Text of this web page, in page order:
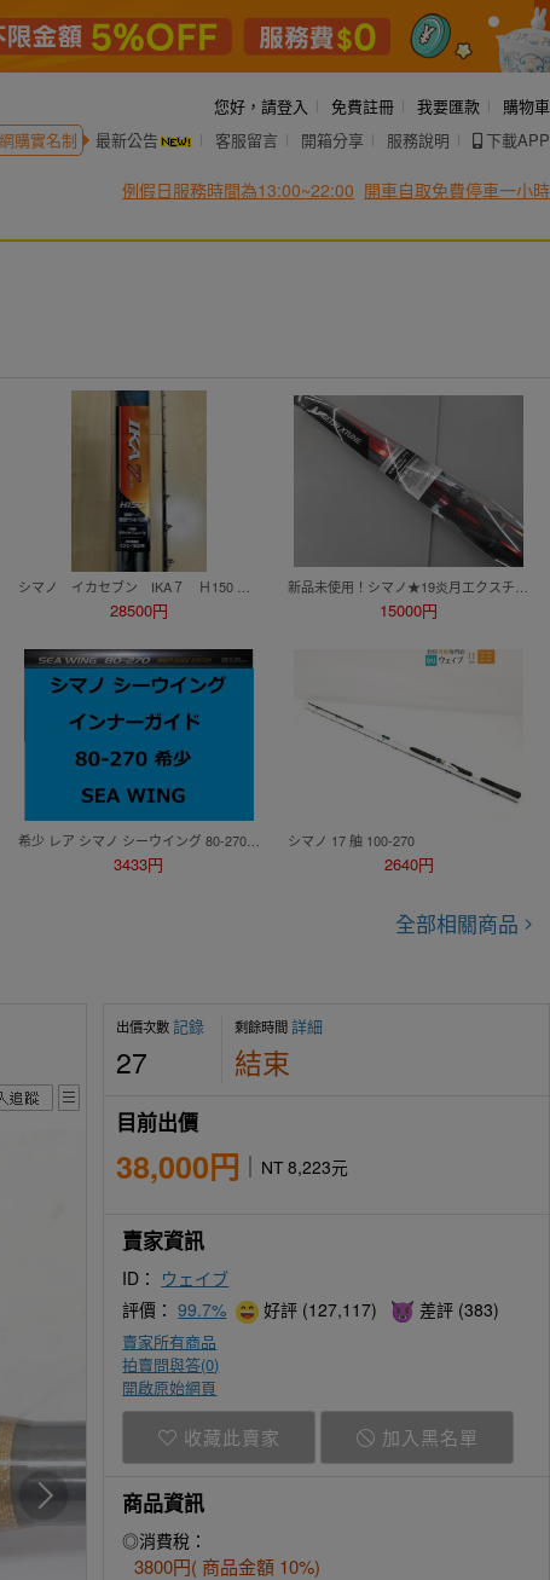
您好， 請登入 免費註冊 我要匯款
購物車
購實名制 最新公告 客服留言 開箱分享 服務說明 下載APP
例假日服務時間為13:00~22:00 開車自取免費停車一小時
28500円 15000円
希少 レア シマノ シーウイング 80-270 インナーガイド 並継 SEA WING INNER GUIDE Shimano
3433円
シマノ 17 舳 100-270
2640円
全部相關商品
出價次數記錄
27
剩餘時間詳細
結束
目前出價
38,000円 NT 8,223元
賣家資訊
ID： ウェイブ
評價：99.7% 好評 (127,117) 差評 (383)
賣家所有商品
拍賣問與答(0)
開啟原始網頁
收藏此賣家 加入黑名單
商品資訊
◎消費稅：
3800円( 商品金額 10%)